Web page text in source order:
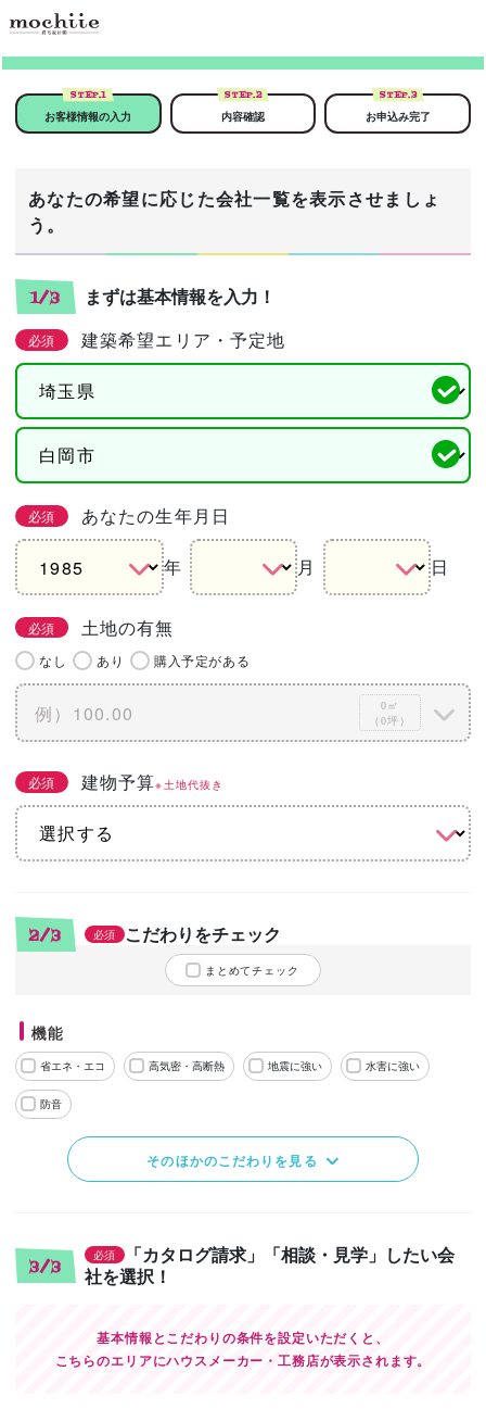
STEP.1
お客様情報の入力
STEP.2
内容確認
STEP.3
お申込み完了
あなたの希望に応じた会社一覧を表示させましょ
う。
1/3 まずは基本情報を入力！
必須 建築希望エリア・予定地
必須 あなたの生年月日
年 月 日
必須 土地の有無
なし あり 購入予定がある
0㎡
（0坪）
必須 建物予算※土地代抜き
2/3 必須 こだわりをチェック
まとめてチェック
機能
省エネ・エコ 高気密・高断熱 地震に強い 水害に強い
防音
そのほかのこだわりを見る
3/3
必須
「カタログ請求」「相談・見学」したい会
社を選択！
基本情報とこだわりの条件を設定いただくと、
こちらのエリアにハウスメーカー・工務店が表示されます。